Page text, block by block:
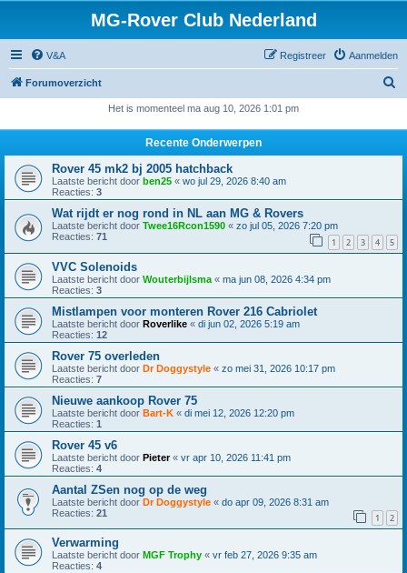
MG-Rover Club Nederland
V&A Aanmelden
Registreer
Forumoverzicht
Het is momenteel ma aug 10, 2026 1:01 pm
Recente Onderwerpen
Rover 45 mk2 bj 2005 hatchback
Laatste bericht door ben25 « wo jul 29, 2026 8:40 am
Reacties: 3
Wat rijdt er nog rond in NL aan MG & Rovers
Laatste bericht door Twee16Rcon1590 « zo jul 05, 2026 7:20 pm
Reacties: 71 1 2 3 4 5
VVC Solenoids
Laatste bericht door Wouterbijlsma « ma jun 08, 2026 4:34 pm
Reacties: 3
Mistlampen voor monteren Rover 216 Cabriolet
Laatste bericht door Roverlike « di jun 02, 2026 5:19 am
Reacties: 12
Rover 75 overleden
Laatste bericht door Dr Doggystyle « zo mei 31, 2026 10:17 pm
Reacties: 7
Nieuwe aankoop Rover 75
Laatste bericht door Bart-K « di mei 12, 2026 12:20 pm
Reacties: 1
Rover 45 v6
Laatste bericht door Pieter« vr apr 10, 2026 11:41 pm
Reacties: 4
Aantal ZSen nog op de weg
Laatste bericht door Dr Doggystyle « do apr 09, 2026 8:31 am
Reacties: 21 1 2
Verwarming
Laatste bericht door MGF Trophy « vr feb 27, 2026 9:35 am
Reacties: 4